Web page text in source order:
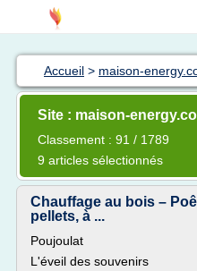
Accueil > maison-
Site : maison-
Classement : 91 / 1789
9 articles sélectionnés
Chauffage au bois –
pellets, à ...
Poujoulat
L'éveil des souvenirs